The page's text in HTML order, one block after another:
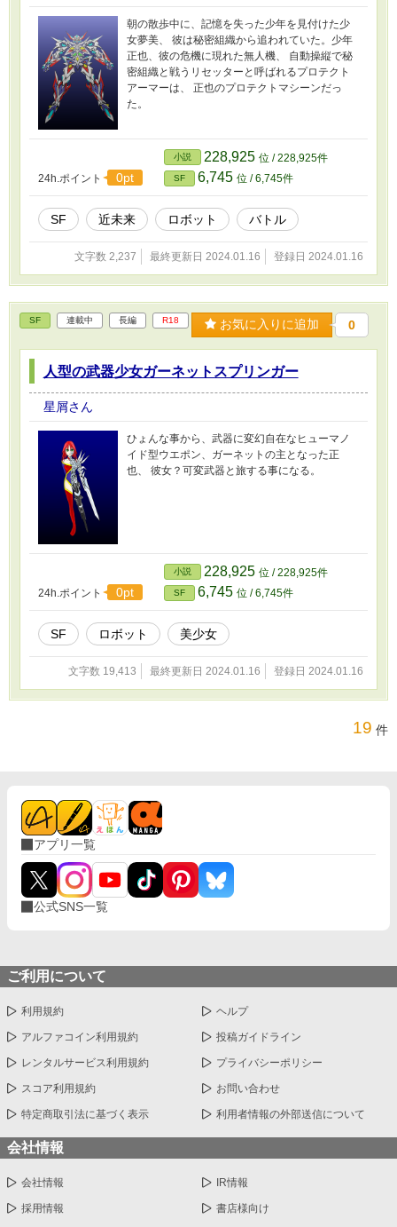
朝の散歩中に、記憶を失った少年を見付けた少
女夢美、 彼は秘密組織から追われていた。少年
正也、彼の危機に現れた無人機、 自動操縦で秘
密組織と戦うリセッターと呼ばれるプロテクト
アーマーは、 正也のプロテクトマシーンだっ
た。
24h.ポイント 0pt
小説 228,925 位 / 228,925件
SF 6,745 位 / 6,745件
SF 近未来 ロボット バトル
文字数 2,237 最終更新日 2024.01.16 登録日 2024.01.16
SF 連載中 長編 R18 お気に入りに追加 0
人型の武器少女ガーネットスプリンガー
星屑さん
ひょんな事から、武器に変幻自在なヒューマノ
イド型ウエポン、ガーネットの主となった正
也、 彼女？可変武器と旅する事になる。
24h.ポイント 0pt
小説 228,925 位 / 228,925件
SF 6,745 位 / 6,745件
SF ロボット 美少女
文字数 19,413 最終更新日 2024.01.16 登録日 2024.01.16
19 件
アプリ一覧
公式SNS一覧
ご利用について
利用規約 ヘルプ
アルファコイン利用規約 投稿ガイドライン
レンタルサービス利用規約 プライバシーポリシー
スコア利用規約 お問い合わせ
特定商取引法に基づく表示 利用者情報の外部送信について
会社情報
会社情報 IR情報
採用情報 書店様向け